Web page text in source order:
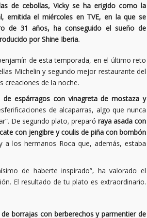
de cebollas, Vicky se ha erigido como la
emitida el miércoles en TVE, en la que se
de 31 años, ha conseguido el sueño de
por Shine Iberia.
de esta temporada, en el último reto
Michelin y segundo mejor restaurante del
creaciones de la noche.
de espárragos con vinagreta de mostaza y
de alcaparras, algo que nunca
De segundo plato, preparó raya asada con
con jengibre y coulis de piña con bombón
los hermanos Roca que, además, estaba
de haberte inspirado”, ha valorado el
El resultado de tu plato es extraordinario.
borrajas con berberechos y parmentier de